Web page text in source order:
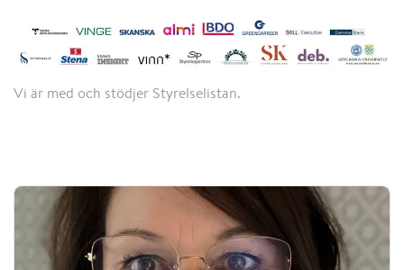
Vi är med och stödjer Styrelselistan.